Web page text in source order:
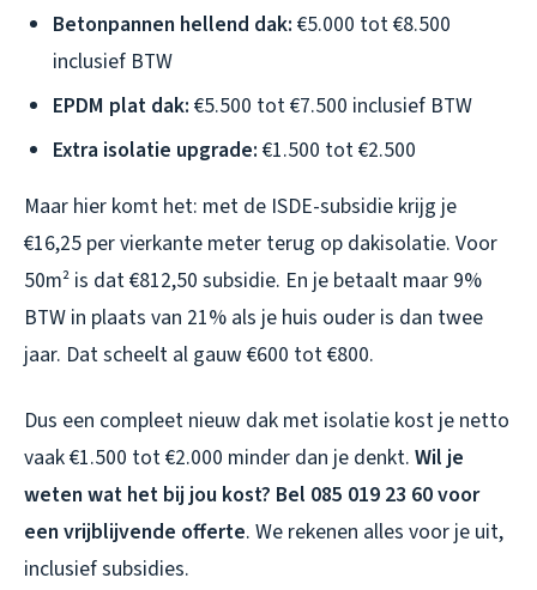
Betonpannen hellend dak: €5.000 tot €8.500
inclusief BTW
EPDM plat dak: €5.500 tot €7.500 inclusief BTW
Extra isolatie upgrade: €1.500 tot €2.500
Maar hier komt het: met de ISDE-subsidie krijg je
€16,25 per vierkante meter terug op dakisolatie. Voor
50m² is dat €812,50 subsidie. En je betaalt maar 9%
BTW in plaats van 21% als je huis ouder is dan twee
jaar. Dat scheelt al gauw €600 tot €800.
Dus een compleet nieuw dak met isolatie kost je netto
vaak €1.500 tot €2.000 minder dan je denkt. Wil je
weten wat het bij jou kost? Bel 085 019 23 60 voor
een vrijblijvende offerte. We rekenen alles voor je uit,
inclusief subsidies.